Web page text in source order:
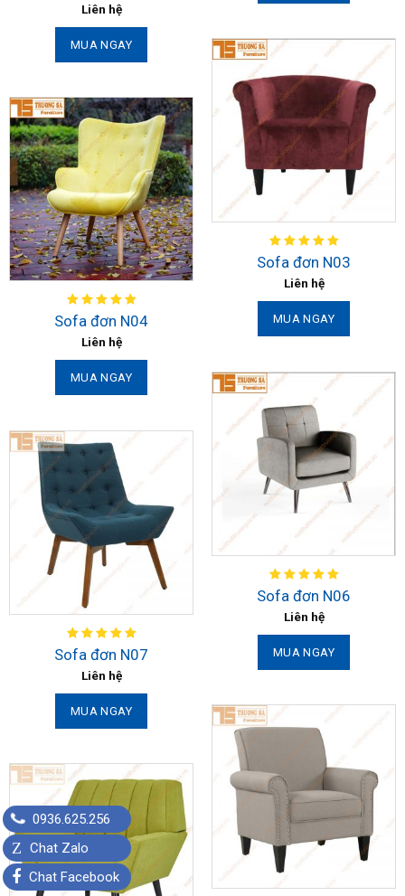
Liên hệ
MUA NGAY
Sofa đơn N03
Liên hệ
MUA NGAY
Sofa đơn N04
Liên hệ
MUA NGAY
Sofa đơn N06
Liên hệ
MUA NGAY
Sofa đơn N07
Liên hệ
MUA NGAY
0936.625.256
Z Chat Zalo
Chat Facebook